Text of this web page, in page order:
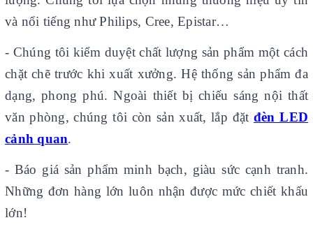
và nổi tiếng như Philips, Cree, Epistar…
- Chúng tôi kiểm duyệt chất lượng sản phẩm một cách
chặt chẽ trước khi xuất xưởng. Hệ thống sản phẩm đa
dạng, phong phú. Ngoài thiết bị chiếu sáng nội thất
văn phòng, chúng tôi còn sản xuất, lắp đặt đèn LED
cảnh quan.
- Báo giá sản phẩm minh bạch, giàu sức cạnh tranh.
Những đơn hàng lớn luôn nhận được mức chiết khấu
lớn!